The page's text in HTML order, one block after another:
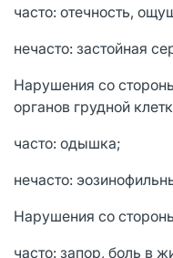
часто: отечность,
нечасто: застойная
Нарушения со
органов грудной
часто: одышка;
нечасто:
Нарушения со
часто: запор, боль в